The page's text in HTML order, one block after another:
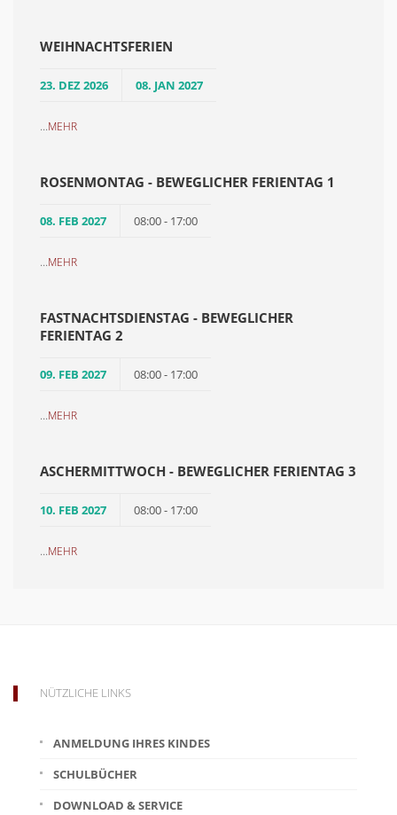
WEIHNACHTSFERIEN
23. DEZ 2026 08. JAN 2027
...MEHR
ROSENMONTAG - BEWEGLICHER FERIENTAG 1
08. FEB 2027 08:00 - 17:00
...MEHR
FASTNACHTSDIENSTAG - BEWEGLICHER
FERIENTAG 2
09. FEB 2027 08:00 - 17:00
...MEHR
ASCHERMITTWOCH - BEWEGLICHER FERIENTAG 3
10. FEB 2027 08:00 - 17:00
...MEHR
NÜTZLICHE LINKS
ANMELDUNG IHRES KINDES
SCHULBÜCHER
DOWNLOAD & SERVICE